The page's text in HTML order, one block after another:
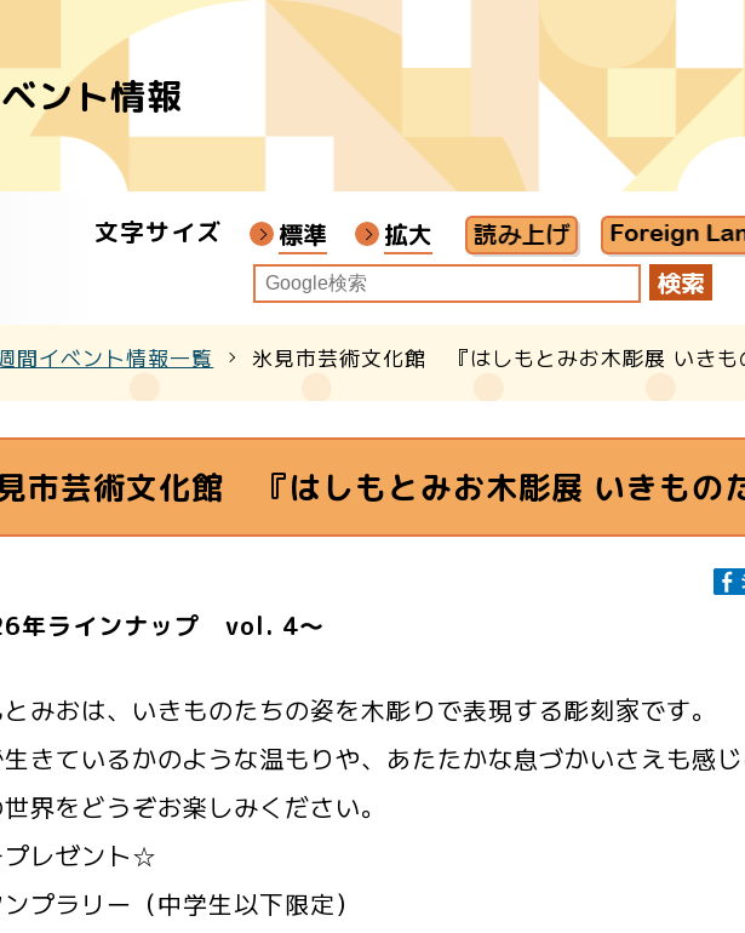
ント情報
文字サイズ 標準 拡大
間イベント情報一覧 氷見市芸術文化館 『はしもとみお木彫展 いきも
市芸術文化館 『はしもとみお木彫展 いきもの
年ラインナップ vol. 4～
みおは、いきものたちの姿を木彫りで表現する彫刻家です。
きているかのような温もりや、あたたかな息づかいさえも感
界をどうぞお楽しみください。
レゼント☆
プラリー（中学生以下限定）